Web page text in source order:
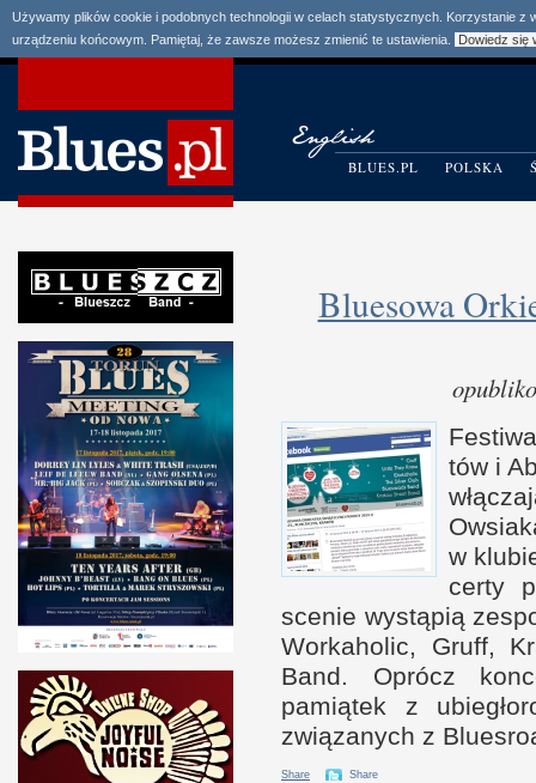
Używamy plików cookie i podobnych technologii w celach statystycznych. Korzystanie
urządzeniu końcowym. Pamiętaj, że zawsze możesz zmienić te ustawienia.
Dowiedz się
BLUES.PL POLSKA
Bluesowa
tów i A
w k
certy
scenie wystąpią
Wor­kaholic, Gruff,
Band. Oprócz
pamiątek z u
związanych z B
Share Share